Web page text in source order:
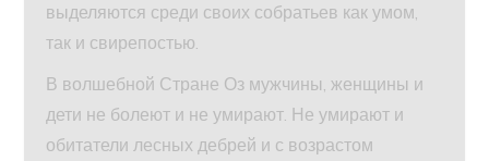
выделяются среди своих собратьев как умом,
так и свирепостью.
В волшебной Стране Оз мужчины, женщины и
дети не болеют и не умирают. Не умирают и
обитатели лесных дебрей и с возрастом